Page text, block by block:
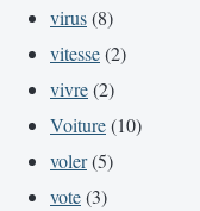
virus(8)
vitesse(2)
vivre(2)
Voiture(10)
voler(5)
vote(3)